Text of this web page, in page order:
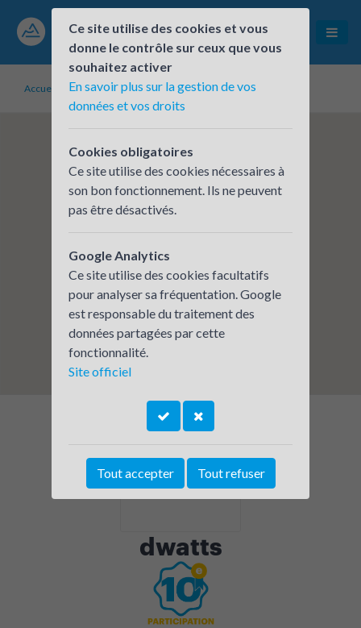
Accueil Établissements inscrits dwatts
dwatts
Ce site utilise des cookies et vous
donne le contrôle sur ceux que vous
souhaitez activer
En savoir plus sur la gestion de vos
données et vos droits
Cookies obligatoires
Ce site utilise des cookies nécessaires à
son bon fonctionnement. Ils ne peuvent
pas être désactivés.
Google Analytics
Ce site utilise des cookies facultatifs
pour analyser sa fréquentation. Google
est responsable du traitement des
données partagées par cette
fonctionnalité.
Site officiel
Tout accepter Tout refuser